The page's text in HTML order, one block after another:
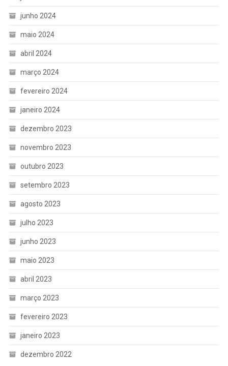
junho 2024
maio 2024
abril 2024
março 2024
fevereiro 2024
janeiro 2024
dezembro 2023
novembro 2023
outubro 2023
setembro 2023
agosto 2023
julho 2023
junho 2023
maio 2023
abril 2023
março 2023
fevereiro 2023
janeiro 2023
dezembro 2022